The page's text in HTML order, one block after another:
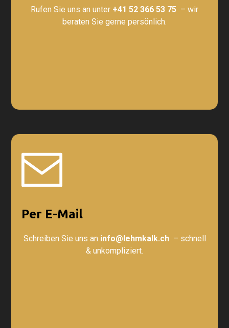
Rufen Sie uns an unter +41 52 366 53 75 – wir
beraten Sie gerne persönlich.
Per E-Mail
Schreiben Sie uns an info@lehmkalk.ch– schnell
& unkompliziert.